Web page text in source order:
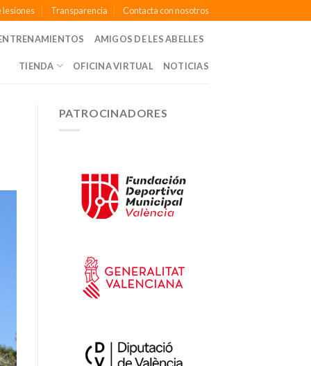
lesiones Transparencia Contacta con nosotros
AMIGOS DE LES ABELLES
TIENDA OFICINA VIRTUAL NOTICIAS
PATROCINADORES